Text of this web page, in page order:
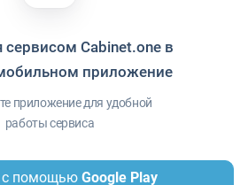
Условия использования
Информационный центр"
сервисом Cabinet.one в
приложение
приложение для удобной
работы сервиса
с помощью Google Play